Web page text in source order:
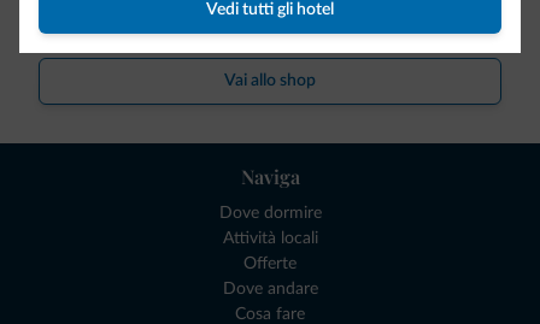
Vedi tutti gli hotel
Vai allo shop
Naviga
Dove dormire
Attività locali
Offerte
Dove andare
Cosa fare